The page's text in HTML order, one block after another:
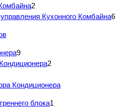
2
Кухонного Комбайна6
9
2
Кондиционера
блока1